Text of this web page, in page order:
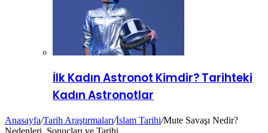
İlk Kadın Astronot Kimdir? Tarihteki
Kadın Astronotlar
Anasayfa/Tarih Araştırmaları/İslam Tarihi/Mute Savaşı Nedir?
Nedenleri, Sonuçları ve Tarihi